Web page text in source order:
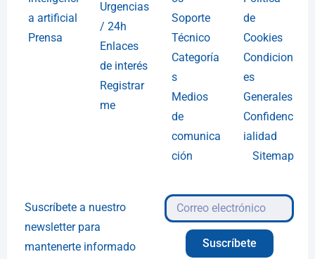
a artificial
Prensa
Urgencias
/ 24h
Enlaces
de interés
Registrar
me
Soporte
Técnico
Categoría
s
Medios
de
comunica
ción
de
Cookies
Condicion
es
Generales
Confidenc
ialidad
Sitemap
Suscríbete a nuestro
newsletter para
mantenerte informado
Suscríbete